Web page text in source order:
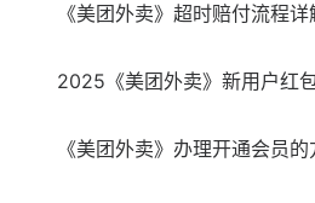
《美团外卖》超时赔付流程详
2025《美团外卖》新用户红
《美团外卖》办理开通会员